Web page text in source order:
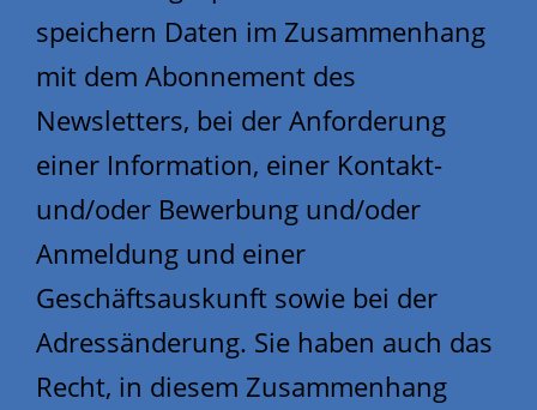
speichern Daten im Zusammenhang
mit dem Abonnement des
Newsletters, bei der Anforderung
einer Information, einer Kontakt-
und/oder Bewerbung und/oder
Anmeldung und einer
Geschäftsauskunft sowie bei der
Adressänderung. Sie haben auch das
Recht, in diesem Zusammenhang